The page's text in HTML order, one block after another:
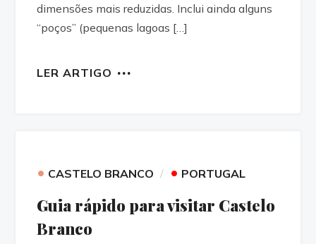
dimensões mais reduzidas. Inclui ainda alguns
“poços” (pequenas lagoas […]
LER ARTIGO
• CASTELO BRANCO • PORTUGAL
Guia rápido para visitar Castelo
Branco